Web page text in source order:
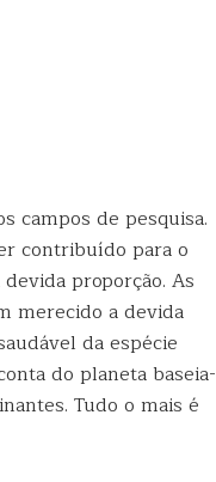
campos de pesquisa.
contribuído para o
proporção. As
merecido a devida
da espécie
do planeta baseia-
Tudo o mais é